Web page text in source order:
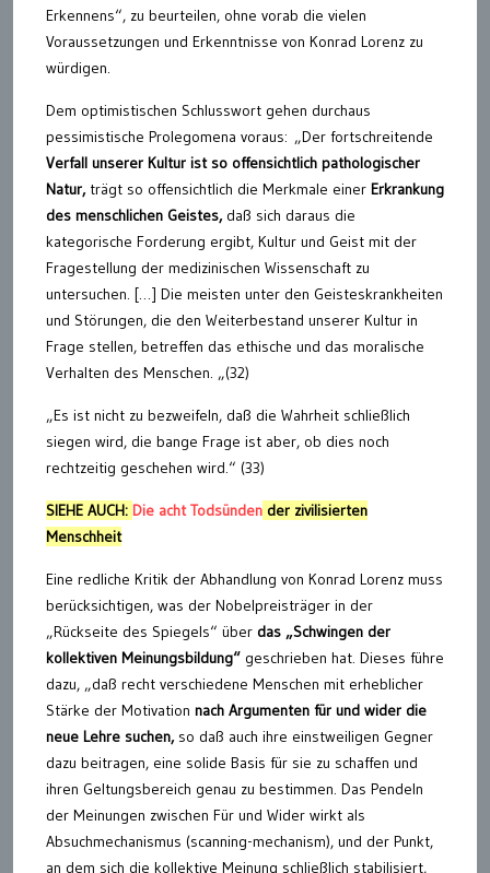
Erkennens“, zu beurteilen, ohne vorab die vielen
Voraussetzungen und Erkenntnisse von Konrad Lorenz zu
würdigen.
Dem optimistischen Schlusswort gehen durchaus
pessimistische Prolegomena voraus: „Der fortschreitende
Verfall unserer Kultur ist so offensichtlich pathologischer
Natur,trägt so offensichtlich die Merkmale einer Erkrankung
des menschlichen Geistes,daß sich daraus die
kategorische Forderung ergibt, Kultur und Geist mit der
Fragestellung der medizinischen Wissenschaft zu
untersuchen. […] Die meisten unter den Geisteskrankheiten
und Störungen, die den Weiterbestand unserer Kultur in
Frage stellen, betreffen das ethische und das moralische
Verhalten des Menschen. „(32)
„Es ist nicht zu bezweifeln, daß die Wahrheit schließlich
siegen wird, die bange Frage ist aber, ob dies noch
rechtzeitig geschehen wird.“ (33)
SIEHE AUCH: Die acht Todsünden der zivilisierten
Menschheit
Eine redliche Kritik der Abhandlung von Konrad Lorenz muss
berücksichtigen, was der Nobelpreisträger in der
„Rückseite des Spiegels“ über das „Schwingen der
kollektiven Meinungsbildung“ geschrieben hat. Dieses führe
dazu, „daß recht verschiedene Menschen mit erheblicher
Stärke der Motivation nach Argumenten für und wider die
neue Lehre suchen,so daß auch ihre einstweiligen Gegner
dazu beitragen, eine solide Basis für sie zu schaffen und
ihren Geltungsbereich genau zu bestimmen. Das Pendeln
der Meinungen zwischen Für und Wider wirkt als
Absuchmechanismus (scanning-mechanism), und der Punkt,
an dem sich die kollektive Meinung schließlich stabilisiert,